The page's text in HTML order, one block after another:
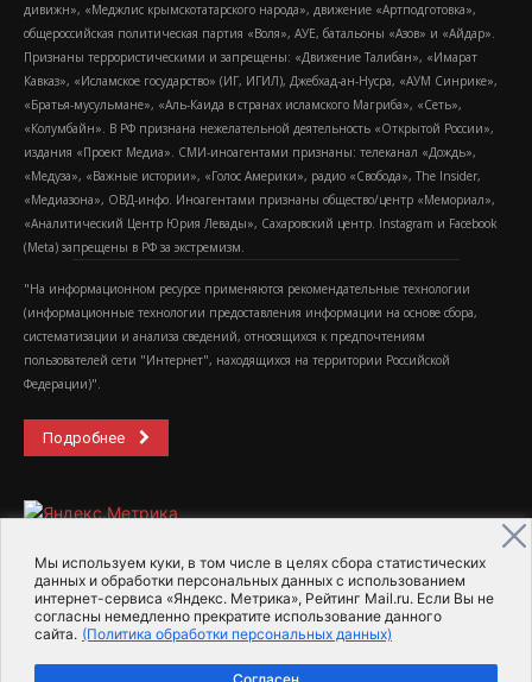
Мы используем куки, в том числе в целях сбора статистических
данных и обработки персональных данных с использованием
интернет-сервиса «Яндекс. Метрика», Рейтинг Mail.ru. Если Вы не
согласны немедленно прекратите использование данного
сайта. (Политика обработки персональных данных)
Согласен
дивижн», «Меджлис крымскотатарского народа», движение «Артподготовка»,
общероссийская политическая партия «Воля», АУЕ, батальоны «Азов» и «Айдар».
Признаны террористическими и запрещены: «Движение Талибан», «Имарат
Кавказ», «Исламское государство» (ИГ, ИГИЛ), Джебхад-ан-Нусра, «АУМ Синрике»,
«Братья-мусульмане», «Аль-Каида в странах исламского Магриба», «Сеть»,
«Колумбайн». В РФ признана нежелательной деятельность «Открытой России»,
издания «Проект Медиа». СМИ-иноагентами признаны: телеканал «Дождь»,
«Медуза», «Важные истории», «Голос Америки», радио «Свобода», The Insider,
«Медиазона», ОВД-инфо. Иноагентами признаны общество/центр «Мемориал»,
«Аналитический Центр Юрия Левады», Сахаровский центр. Instagram и Facebook
(Metа) запрещены в РФ за экстремизм.
"На информационном ресурсе применяются рекомендательные технологии
(информационные технологии предоставления информации на основе сбора,
систематизации и анализа сведений, относящихся к предпочтениям
пользователей сети "Интернет", находящихся на территории Российской
Федерации)".
Подробнее
2015-2026- Информационное агентство МедиаПоток
Для справки Об издании
Пользовательское соглашение